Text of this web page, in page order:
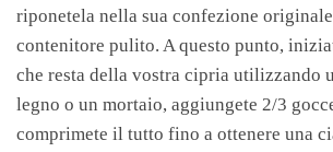
riponetela nella sua confezione
contenitore pulito. A questo punto,
che resta della vostra cipria utilizzando
legno o un mortaio, aggiungete 2/3
comprimete il tutto fino a ottenere una